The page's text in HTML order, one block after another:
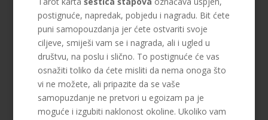
postignuće, napredak, pobjedu i nagradu. Bit ćete
puni samopouzdanja jer ćete ostvariti svoje
ciljeve, smiješi vam se i nagrada, ali i ugled u
društvu, na poslu i slično. To postignuće će vas
osnažiti toliko da ćete misliti da nema onoga što
vi ne možete, ali pripazite da se vaše
samopuzdanje ne pretvori u egoizam pa je
moguće i izgubiti naklonost okoline. Ukoliko vam